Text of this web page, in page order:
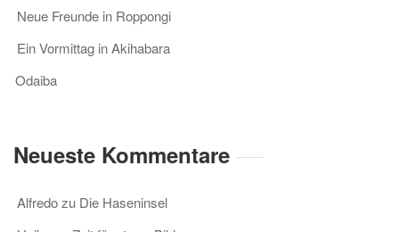
Neue Freunde in Roppongi
Ein Vormittag in Akihabara
Odaiba
Neueste Kommentare
Alfredozu Die Haseninsel